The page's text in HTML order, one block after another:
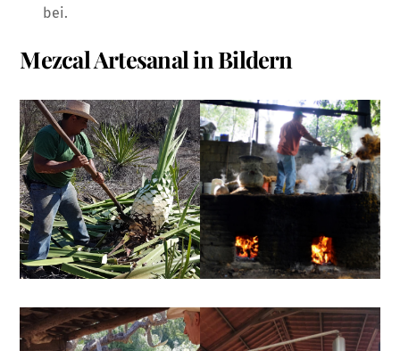
bei.
Mezcal Artesanal in Bildern